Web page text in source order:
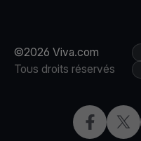
©2026 Viva.com
Tous droits réservés
Facebook
X